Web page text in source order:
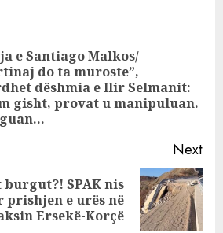
e Santiago Malkos/
do ta muroste”,
dëshmia e Ilir Selmanit:
gisht, provat u manipuluan.
Next
SPAK nis
prishjen e urës në
Ersekë-Korçë